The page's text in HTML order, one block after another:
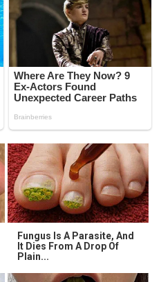
Fungus Is A Parasite, And
It Dies From A Drop Of
Plain...